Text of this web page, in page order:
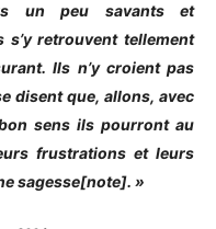
un peu savants et
s’y retrouvent tellement
Ils n’y croient pas
disent que, allons, avec
sens ils pourront au
frustrations et leurs
sagesse[note]. »